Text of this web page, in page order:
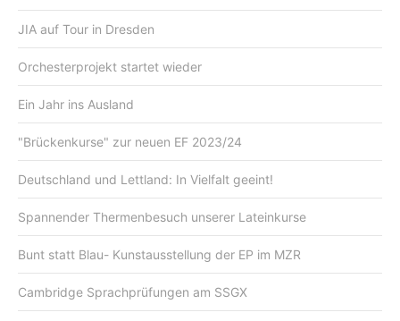
JIA auf Tour in Dresden
Orchesterprojekt startet wieder
Ein Jahr ins Ausland
"Brückenkurse" zur neuen EF 2023/24
Deutschland und Lettland: In Vielfalt geeint!
Spannender Thermenbesuch unserer Lateinkurse
Bunt statt Blau- Kunstausstellung der EP im MZR
Cambridge Sprachprüfungen am SSGX